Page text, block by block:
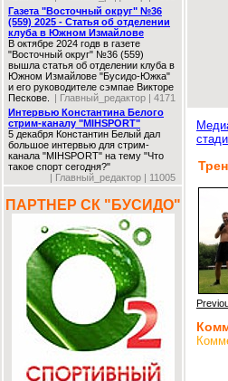
Газета "Восточный округ" №36
(559) 2025 - Статья об отделении
клуба в Южном Измайлове
В октябре 2024 годв в газете
"Восточный округ" №36 (559)
вышла статья об отделении клуба в
Южном Измайлове "Бусидо-Южка"
и его руководителе сэмпае Викторе
Пескове.
| Главный_редактор | 4171
Интервью Константина Белого
стрим-каналу "MIHSPORT"
5 декабря Константин Белый дал
большое интервью для стрим-
канала "MIHSPORT" на тему "Что
такое спорт сегодня?"
| Главный_редактор | 11005
ПАРТНЕР СК "БУСИДО"